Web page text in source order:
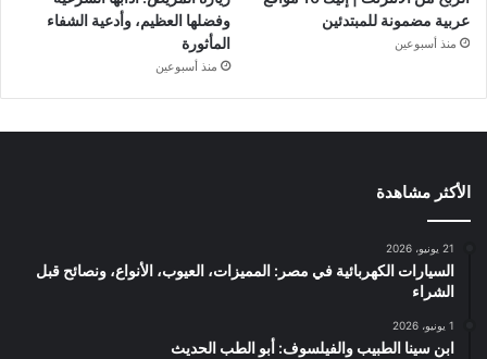
عربية مضمونة للمبتدئين
منذ أسبوعين
وفضلها العظيم، وأدعية الشفاء
المأثورة
منذ أسبوعين
الأكثر مشاهدة
21 يونيو، 2026
السيارات الكهربائية في مصر: المميزات، العيوب، الأنواع، ونصائح قبل
الشراء
1 يونيو، 2026
ابن سينا الطبيب والفيلسوف: أبو الطب الحديث